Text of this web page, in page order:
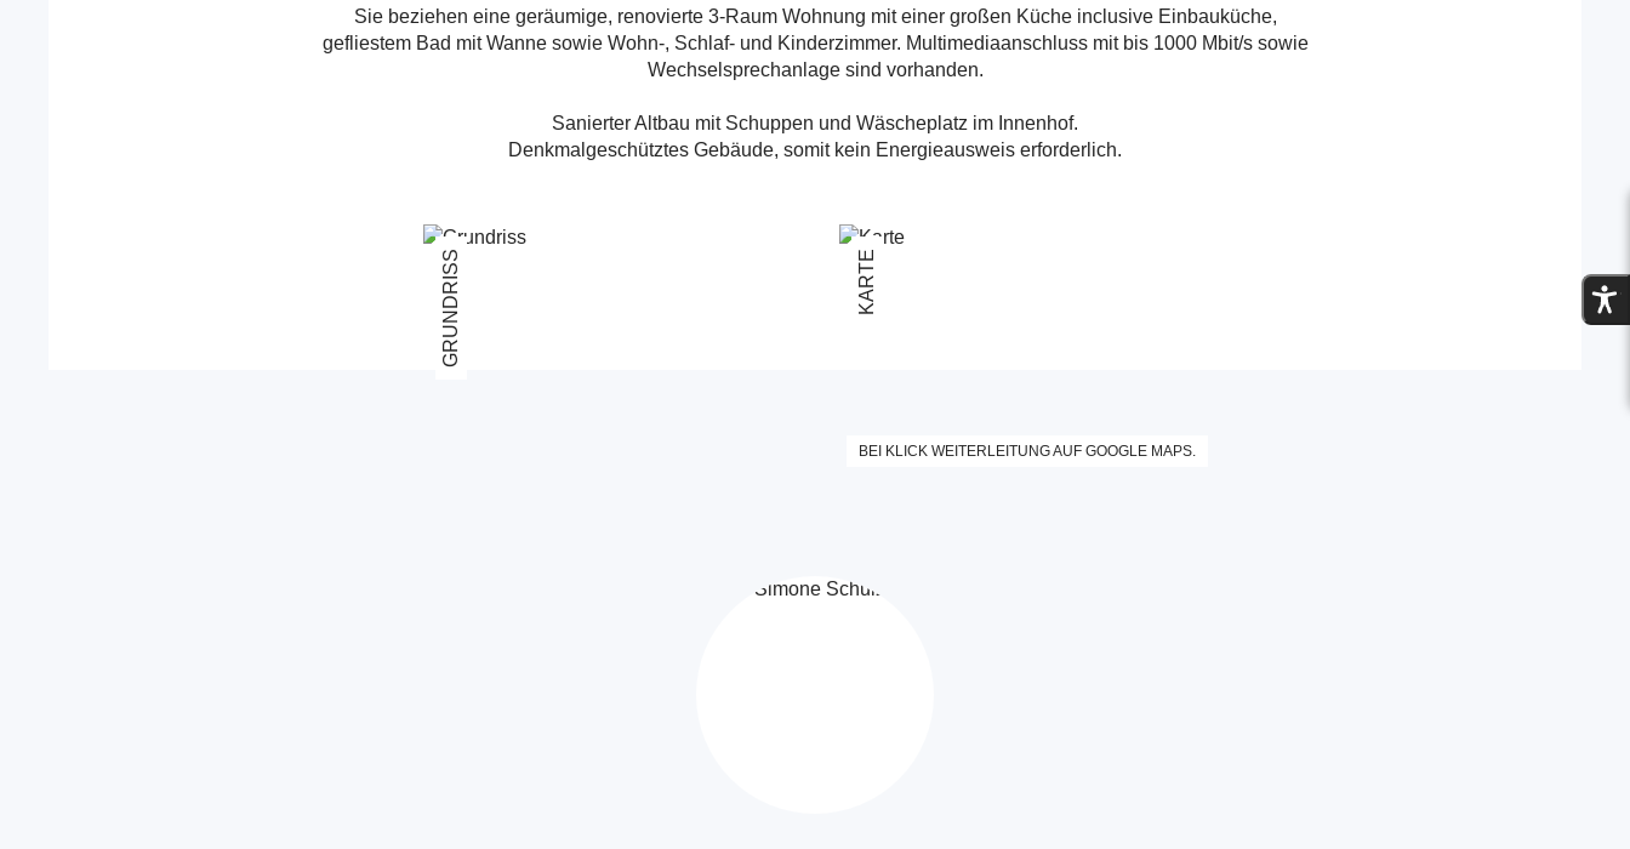
Sie beziehen eine geräumige, renovierte 3-Raum Wohnung mit einer großen Küche inclusive Einbauküche,
gefliestem Bad mit Wanne sowie Wohn-, Schlaf- und Kinderzimmer. Multimediaanschluss mit bis 1000 Mbit/s sowie
Wechselsprechanlage sind vorhanden.
Sanierter Altbau mit Schuppen und Wäscheplatz im Innenhof.
Denkmalgeschütztes Gebäude, somit kein Energieausweis erforderlich.
GRUNDRISS KARTE
BEI KLICK WEITERLEITUNG AUF GOOGLE MAPS.